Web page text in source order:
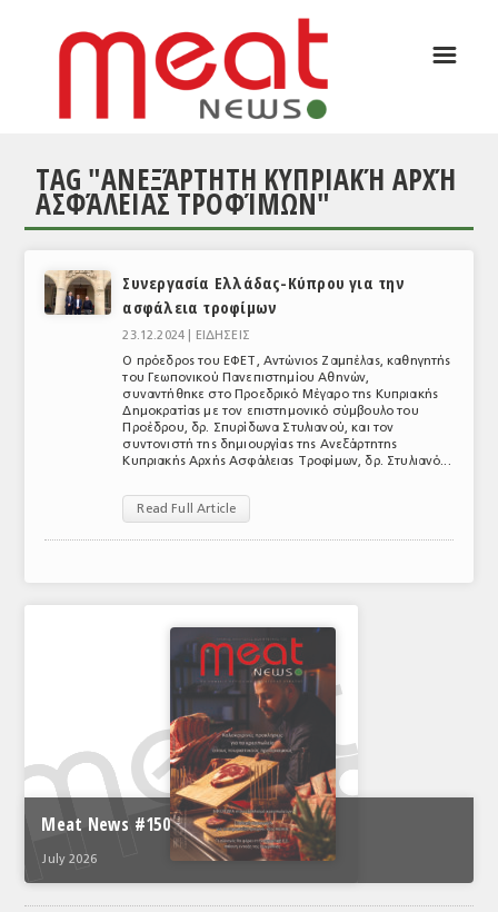
ΕΙΔΗΣΕΙΣ
ΣΥΝΕΝΤΕΥΞΕΙΣ
ΑΝΑΛΥΣΕΙΣ
ΕΥΡΩΠΑΪΚΕΣ ΑΠΟΦΑΣΕΙΣ
ΕΞΟΠΛΙΣΜΟΣ
ΥΠΗΡΕΣΙΕΣ
ΕΜΠΟΡΙΚΟΙ ΑΝΤΙΠΡΟΣΩΠΟΙ
ΝΟΜΟΘΕΣΙΑ
☰
TAG "ΑΝΕΞΆΡΤΗΤΗ ΚΥΠΡΙΑΚΉ ΑΡΧΉ
ΑΣΦΆΛΕΙΑΣ ΤΡΟΦΊΜΩΝ"
Συνεργασία Ελλάδας-Κύπρου για την
ασφάλεια τροφίμων
23.12.2024 |
ΕΙΔΗΣΕΙΣ
Ο πρόεδρος του ΕΦΕΤ, Αντώνιος Ζαμπέλας, καθηγητής
του Γεωπονικού Πανεπιστημίου Αθηνών,
συναντήθηκε στο Προεδρικό Μέγαρο της Κυπριακής
Δημοκρατίας με τον επιστημονικό σύμβουλο του
Προέδρου, δρ. Σπυρίδωνα Στυλιανού, και τον
συντονιστή της δημιουργίας της Ανεξάρτητης
Κυπριακής Αρχής Ασφάλειας Τροφίμων, δρ. Στυλιανό...
Read Full Article
Meat News #150
July 2026